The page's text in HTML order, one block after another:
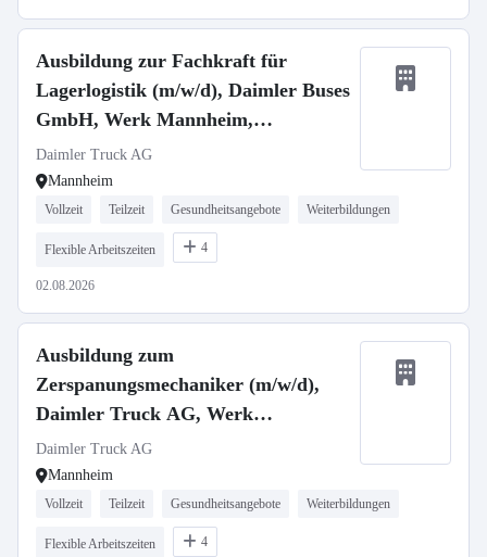
Ausbildung zur Fachkraft für
Lagerlogistik (m/w/d), Daimler Buses
GmbH, Werk Mannheim,
Ausbildungsbeginn 13.09.2027
Daimler Truck AG
Mannheim
Vollzeit Teilzeit Gesundheitsangebote Weiterbildungen
Flexible Arbeitszeiten 4
02.08.2026
Ausbildung zum
Zerspanungsmechaniker (m/w/d),
Daimler Truck AG, Werk
Mannheim, Ausbildungsbeginn
13.09.2027
Daimler Truck AG
Mannheim
Vollzeit Teilzeit Gesundheitsangebote Weiterbildungen
Flexible Arbeitszeiten 4